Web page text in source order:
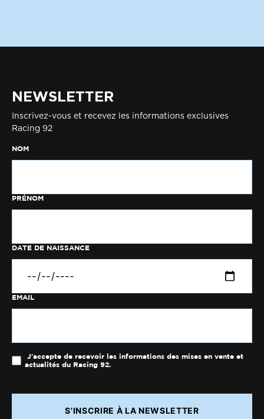
NEWSLETTER
Inscrivez-vous et recevez les informations exclusives
Racing 92
NOM
PRÉNOM
DATE DE NAISSANCE
EMAIL
J'accepte de recevoir les informations des mises en vente et
actualités du Racing 92.
S'INSCRIRE À LA NEWSLETTER